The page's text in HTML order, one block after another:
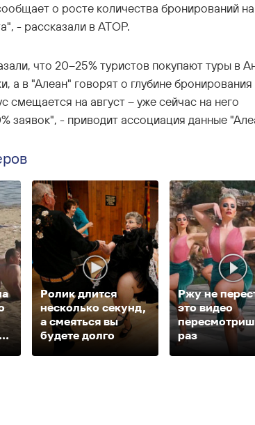
о росте количества бронирований
- рассказали в АТОР.
что 20–25% туристов покупают туры в
а в "Алеан" говорят о глубине бронирования
смещается на август – уже сейчас на него
заявок", - приводит ассоциация данные
Ролик длится
несколько секунд,
а смеяться вы
будете долго
Ржу не
это видео
раз